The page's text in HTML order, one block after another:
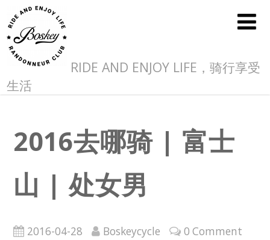
RIDE AND ENJOY LIFE，骑行享受
生活
2016去哪骑 | 富士
山 | 处女男
2016-04-28 Boskeycycle
0 Comment